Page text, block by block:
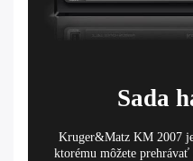
Sada
Kruger&Matz KM 2007
ktorému môžete prehrávať